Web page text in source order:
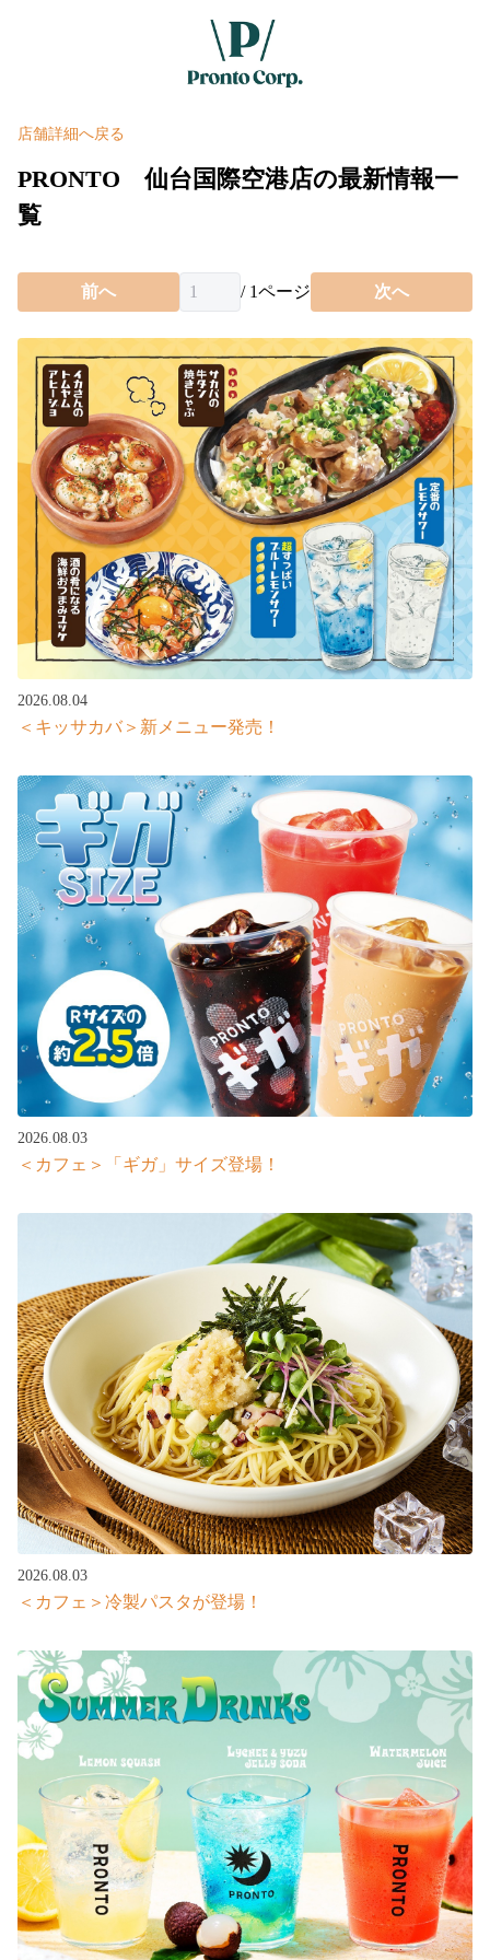
店舗詳細へ戻る
PRONTO 仙台国際空港店の最新情報一
覧
前へ / 1ページ 次へ
2026.08.04
＜キッサカバ＞新メニュー発売！
2026.08.03
＜カフェ＞「ギガ」サイズ登場！
2026.08.03
＜カフェ＞冷製パスタが登場！